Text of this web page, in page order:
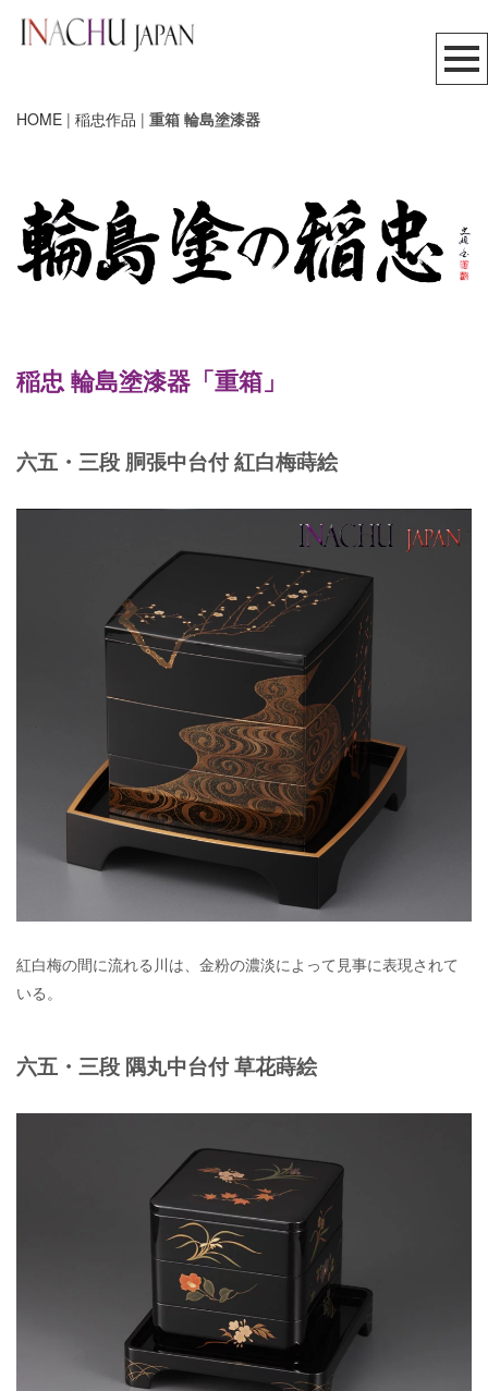
HOME | 稲忠作品 | 重箱 輪島塗漆器
稲忠 輪島塗漆器「重箱」
六五・三段 胴張中台付 紅白梅蒔絵
紅白梅の間に流れる川は、金粉の濃淡によって見事に表現されて
いる。
六五・三段 隅丸中台付 草花蒔絵